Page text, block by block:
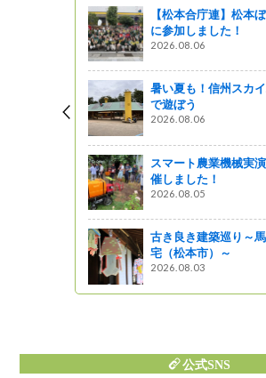
【松本合庁連】松本ぼんぼん
に参加しました！
2026.08.06
暑い夏も！信州スカイパーク
で遊ぼう
2026.08.06
スマート農業機械実演会を開
催しました！
2026.08.05
古き良き建築巡り～馬場家住
宅（松本市）～
2026.08.03
公式SNS